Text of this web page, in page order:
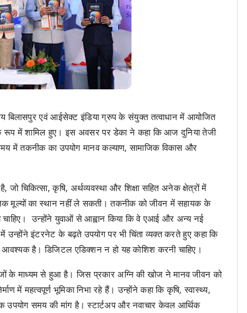
बिलासपुर एवं आईसेक्ट इंडिया ग्रुप के संयुक्त तत्वाधान में आयोजित
रूप में शामिल हुए। इस अवसर पर डेका ने कहा कि आज दुनिया तेजी
में तकनीक का उपयोग मानव कल्याण, सामाजिक विकास और
चिकित्सा, कृषि, अर्थव्यवस्था और शिक्षा सहित अनेक क्षेत्रों में
मूल्यों का स्थान नहीं ले सकती। तकनीक को जीवन में सहायक के
उन्होंने युवाओं से आह्वान किया कि वे एआई और अन्य नई
उन्होंने इंटरनेट के बढ़ते उपयोग पर भी चिंता व्यक्त करते हुए कहा कि
है। डिजिटल एडिक्शन न हो यह कोशिश करनी चाहिए।
के माध्यम से हुआ है। जिस प्रकार अग्नि की खोज ने मानव जीवन को
में महत्वपूर्ण भूमिका निभा रहे हैं। उन्होंने कहा कि कृषि, स्वास्थ्य,
उपयोग समय की मांग है। स्टार्टअप और नवाचार केवल आर्थिक